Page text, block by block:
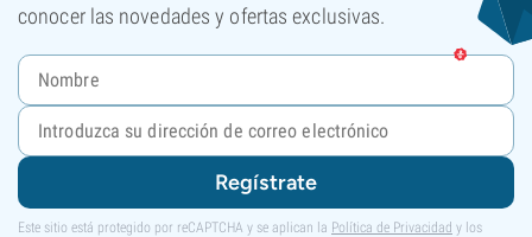
conocer las novedades y ofertas exclusivas.
Regístrate
Este sitio está protegido por reCAPTCHA y se aplican la Política de Privacidad y los